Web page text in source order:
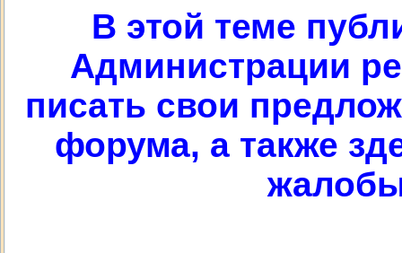
В этой теме
Администрации
писать свои
форума, а также